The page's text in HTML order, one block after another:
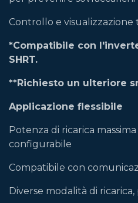
Controllo e visualizzazione
*Compatibile con
SHRT.
**Richiesto un ulteriore
Applicazione flessibile
Potenza di ricarica massima
configurabile
Compatibile con
Diverse modalità di